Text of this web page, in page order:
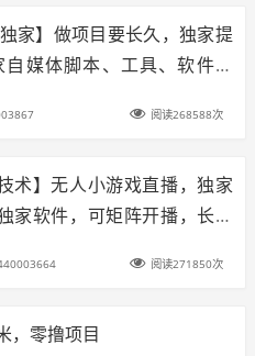
独家】做项目要长久，独家提
自媒体脚本、工具、软件商
、代理！
阅读268588次
技术】无人小游戏直播，独家
家软件，可矩阵开播，长期
阅读271850次
，零撸项目